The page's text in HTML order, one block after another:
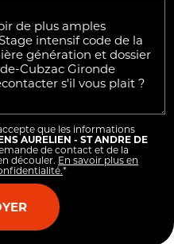
que les informations
AURELIEN - ST ANDRE DE
de contact et de la
découler. En savoir plus en
*